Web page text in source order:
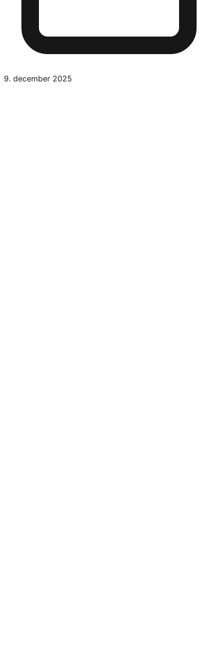
9. december 2025